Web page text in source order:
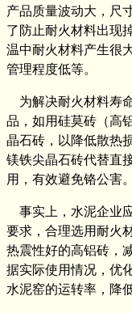
产品质量波动大，尺
了防止耐火材料出现
温中耐火材料产生很
管理程度低等。
为解决耐火材料寿
品，如用硅莫砖（高
晶石砖，以降低散热
镁铁尖晶石砖代替直
用，有效避免铬公害。
事实上，水泥企业
要求，合理选用耐火
热震性好的高铝砖，
据实际使用情况，优
水泥窑的运转率，降